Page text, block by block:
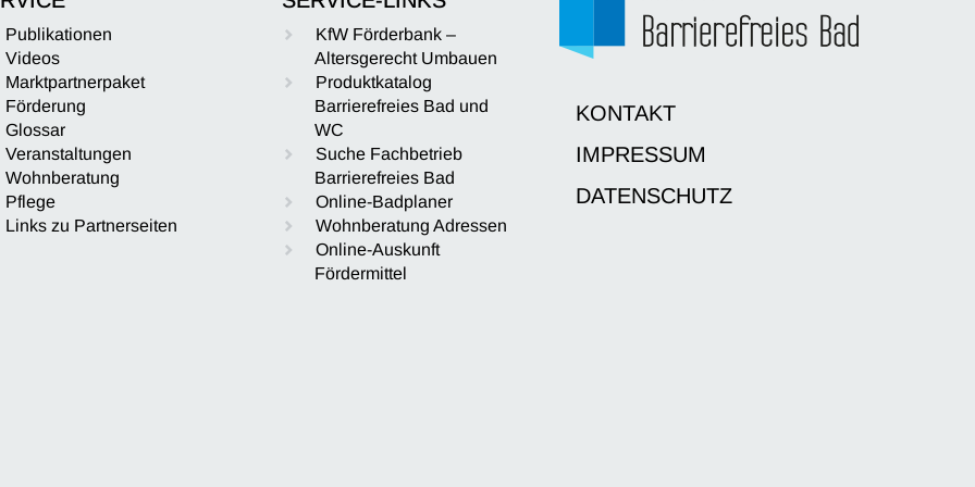
Publikationen
Videos
Marktpartnerpaket
Förderung
Glossar
Veranstaltungen
Wohnberatung
Pflege
Links zu Partnerseiten
KfW Förderbank –
Altersgerecht Umbauen
Produktkatalog
Barrierefreies Bad und
WC
Suche Fachbetrieb
Barrierefreies Bad
Online-Badplaner
Wohnberatung Adressen
Online-Auskunft
Fördermittel
KONTAKT
IMPRESSUM
DATENSCHUTZ